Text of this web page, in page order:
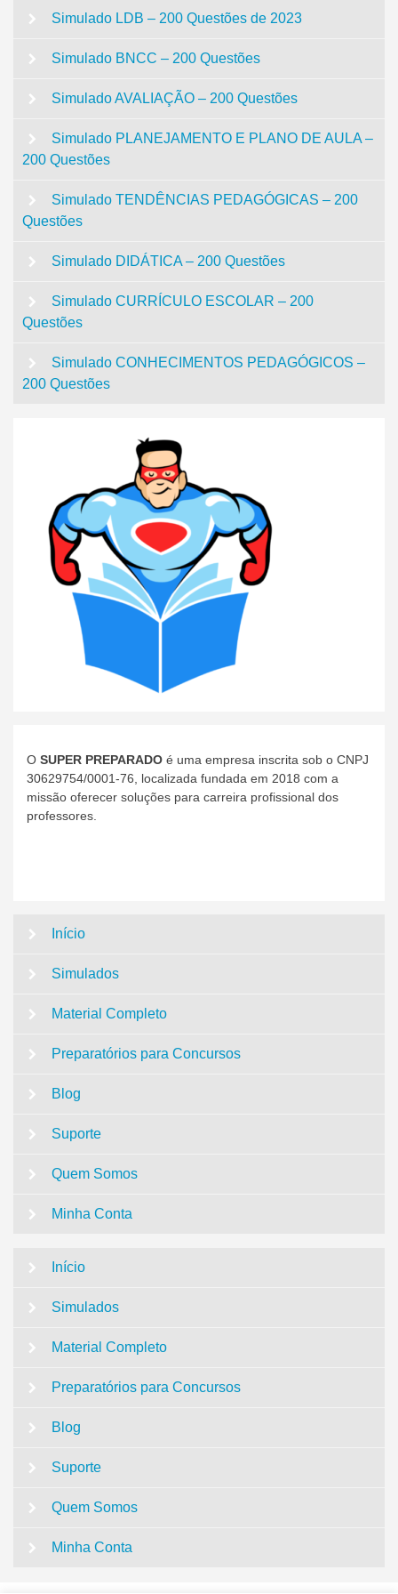
Simulado LDB – 200 Questões de 2023
Simulado BNCC – 200 Questões
Simulado AVALIAÇÃO – 200 Questões
Simulado PLANEJAMENTO E PLANO DE AULA –
200 Questões
Simulado TENDÊNCIAS PEDAGÓGICAS – 200
Questões
Simulado DIDÁTICA – 200 Questões
Simulado CURRÍCULO ESCOLAR – 200
Questões
Simulado CONHECIMENTOS PEDAGÓGICOS –
200 Questões
O SUPER PREPARADO é uma empresa inscrita sob o CNPJ
30629754/0001-76, localizada fundada em 2018 com a
missão oferecer soluções para carreira profissional dos
professores.
Início
Simulados
Material Completo
Preparatórios para Concursos
Blog
Suporte
Quem Somos
Minha Conta
Início
Simulados
Material Completo
Preparatórios para Concursos
Blog
Suporte
Quem Somos
Minha Conta